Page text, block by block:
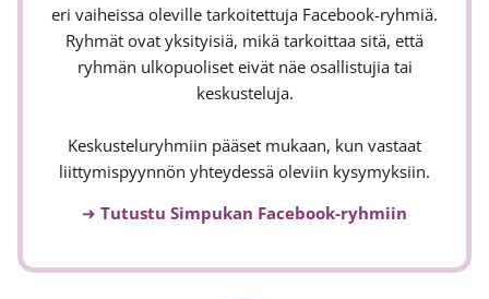
eri vaiheissa oleville tarkoitettuja Facebook-ryhmiä.
Ryhmät ovat yksityisiä, mikä tarkoittaa sitä, että
ryhmän ulkopuoliset eivät näe osallistujia tai
keskusteluja.
Keskusteluryhmiin pääset mukaan, kun vastaat
liittymispyynnön yhteydessä oleviin kysymyksiin.
➜ Tutustu Simpukan Facebook-ryhmiin